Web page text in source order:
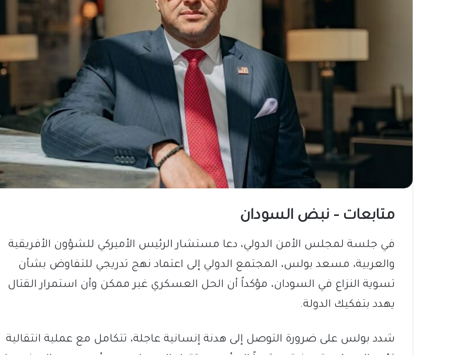
متابعات – نبض السودان
في جلسة لمجلس الأمن الدولي، دعا مستشار الرئيس الأميركي للشؤون الأفريقية
والعربية، مسعد بولس، المجتمع الدولي إلى اعتماد نهج تدريجي للتفاوض بشأن
تسوية النزاع في السودان، مؤكداً أن الحل العسكري غير ممكن وأن استمرار القتال
يهدد بتفكيك الدولة.
شدد بولس على ضرورة التوصل إلى هدنة إنسانية عاجلة، تتكامل مع عملية انتقالية